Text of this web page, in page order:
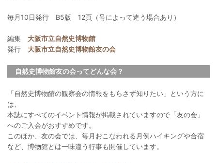
毎月10日発行 B5版 12頁（号によって違う場合あり）
編集 大阪市立自然史博物館
発行 大阪市立自然史博物館友の会
自然史博物館友の会ってどんな会？
「自然史博物館の観察会の情報をもらさず知りたい」という方に
は、
本誌にすべてのイベント情報が掲載されていますので「友の会」
へのご入会がおすすめです。
このほか、友の会では、毎月おこなわれる月例ハイキングや合宿
など、博物館とは一味違う行事も開催しています。